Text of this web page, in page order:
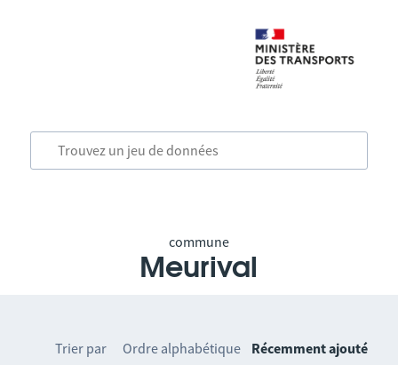
commune
Meurival
Trier par Ordre alphabétique Récemment ajouté